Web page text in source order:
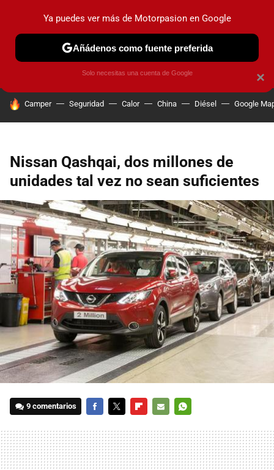
PRUEBAS COCHES ELÉCTRICOS OBSERVATORIO
HOY SE HABLA DE
Camper Seguridad Calor China Diésel Google
Nissan Qashqai, dos millones de
unidades tal vez no sean suficientes
9 comentarios
MAIL
×
Ya puedes ver más de Motorpasion en Google
Añádenos como fuente preferida
Solo necesitas una cuenta de Google